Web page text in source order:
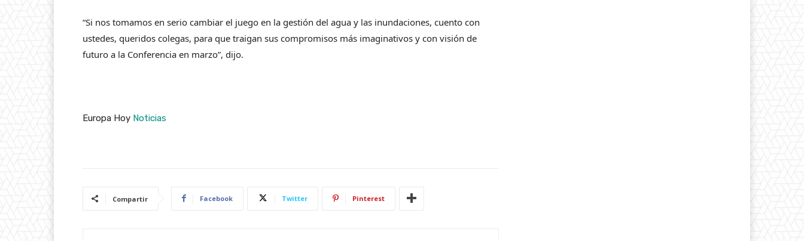
“Si nos tomamos en serio cambiar el juego en la gestión del agua y las inundaciones, cuento con
ustedes, queridos colegas, para que traigan sus compromisos más imaginativos y con visión de
futuro a la Conferencia en marzo”, dijo.
Europa Hoy Noticias
Compartir Facebook Twitter Pinterest